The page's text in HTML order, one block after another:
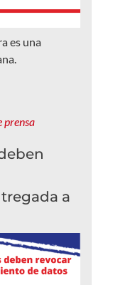
es una
prensa
a